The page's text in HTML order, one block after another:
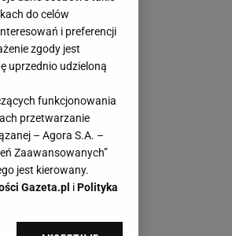
do celów
i preferencji
zgody jest
uprzednio udzieloną
funkcjonowania
przetwarzanie
– Agora S.A. –
Zaawansowanych”
jest kierowany.
Gazeta.pl iPolityka